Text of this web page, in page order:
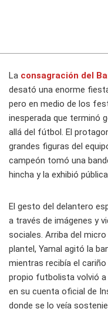
La consagración del
desató una enorme
pero en medio de los
inesperada que terminó
allá del fútbol. El
grandes figuras del
campeón tomó una
hincha y la exhibió
El gesto del delantero
a través de imágenes y
sociales. Arriba del
plantel, Yamal agitó la
mientras recibía el
propio futbolista volvió a
en su cuenta oficial de
donde se lo veía